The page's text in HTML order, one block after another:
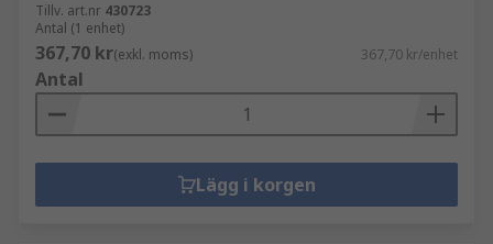
Tillv. art.nr 430723
Antal (1 enhet)
367,70 kr(exkl. moms) 367,70 kr/enhet
Antal
Lägg i korgen